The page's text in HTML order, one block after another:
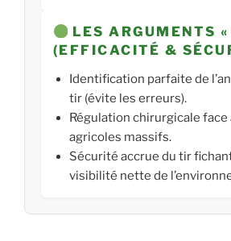
LES ARGUMENTS «
(EFFICACITÉ &
Identification parfaite de
tir (évite les erreurs).
Régulation chirurgicale face
agricoles massifs.
Sécurité accrue du tir
visibilité nette de